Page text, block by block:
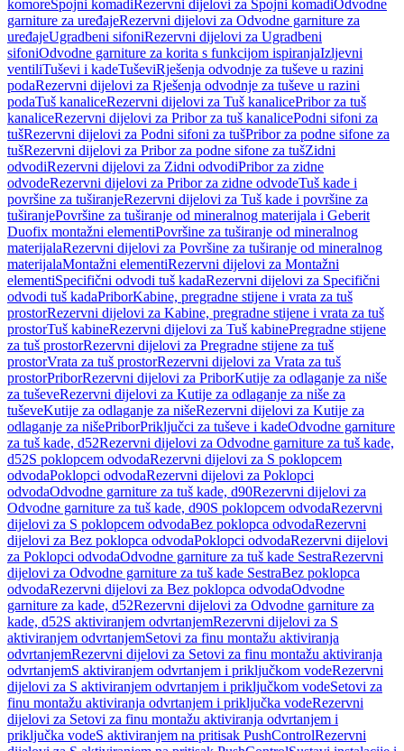
komoreSpojni komadiRezervni dijelovi za Spojni komadiOdvodne
garniture za uređajeRezervni dijelovi za Odvodne garniture za
uređajeUgradbeni sifoniRezervni dijelovi za Ugradbeni
sifoniOdvodne garniture za korita s funkcijom ispiranjaIzljevni
ventiliTuševi i kadeTuševiRješenja odvodnje za tuševe u razini
podaRezervni dijelovi za Rješenja odvodnje za tuševe u razini
podaTuš kanaliceRezervni dijelovi za Tuš kanalicePribor za tuš
kanaliceRezervni dijelovi za Pribor za tuš kanalicePodni sifoni za
tušRezervni dijelovi za Podni sifoni za tušPribor za podne sifone za
tušRezervni dijelovi za Pribor za podne sifone za tušZidni
odvodiRezervni dijelovi za Zidni odvodiPribor za zidne
odvodeRezervni dijelovi za Pribor za zidne odvodeTuš kade i
površine za tuširanjeRezervni dijelovi za Tuš kade i površine za
tuširanjePovršine za tuširanje od mineralnog materijala i Geberit
Duofix montažni elementiPovršine za tuširanje od mineralnog
materijalaRezervni dijelovi za Površine za tuširanje od mineralnog
materijalaMontažni elementiRezervni dijelovi za Montažni
elementiSpecifični odvodi tuš kadaRezervni dijelovi za Specifični
odvodi tuš kadaPriborKabine, pregradne stijene i vrata za tuš
prostorRezervni dijelovi za Kabine, pregradne stijene i vrata za tuš
prostorTuš kabineRezervni dijelovi za Tuš kabinePregradne stijene
za tuš prostorRezervni dijelovi za Pregradne stijene za tuš
prostorVrata za tuš prostorRezervni dijelovi za Vrata za tuš
prostorPriborRezervni dijelovi za PriborKutije za odlaganje za niše
za tuševeRezervni dijelovi za Kutije za odlaganje za niše za
tuševeKutije za odlaganje za nišeRezervni dijelovi za Kutije za
odlaganje za nišePriborPriključci za tuševe i kadeOdvodne garniture
za tuš kade, d52Rezervni dijelovi za Odvodne garniture za tuš kade,
d52S poklopcem odvodaRezervni dijelovi za S poklopcem
odvodaPoklopci odvodaRezervni dijelovi za Poklopci
odvodaOdvodne garniture za tuš kade, d90Rezervni dijelovi za
Odvodne garniture za tuš kade, d90S poklopcem odvodaRezervni
dijelovi za S poklopcem odvodaBez poklopca odvodaRezervni
dijelovi za Bez poklopca odvodaPoklopci odvodaRezervni dijelovi
za Poklopci odvodaOdvodne garniture za tuš kade SestraRezervni
dijelovi za Odvodne garniture za tuš kade SestraBez poklopca
odvodaRezervni dijelovi za Bez poklopca odvodaOdvodne
garniture za kade, d52Rezervni dijelovi za Odvodne garniture za
kade, d52S aktiviranjem odvrtanjemRezervni dijelovi za S
aktiviranjem odvrtanjemSetovi za finu montažu aktiviranja
odvrtanjemRezervni dijelovi za Setovi za finu montažu aktiviranja
odvrtanjemS aktiviranjem odvrtanjem i priključkom vodeRezervni
dijelovi za S aktiviranjem odvrtanjem i priključkom vodeSetovi za
finu montažu aktiviranja odvrtanjem i priključka vodeRezervni
dijelovi za Setovi za finu montažu aktiviranja odvrtanjem i
priključka vodeS aktiviranjem na pritisak PushControlRezervni